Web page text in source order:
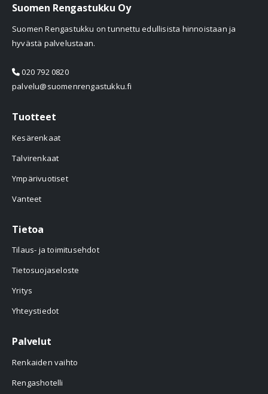
Suomen Rengastukku Oy
Suomen Rengastukku on tunnettu edullisista hinnoistaan ja
hyvästä palvelustaan.
020 792 0820
palvelu@suomenrengastukku.fi
Tuotteet
Kesärenkaat
Talvirenkaat
Ympärivuotiset
Vanteet
Tietoa
Tilaus- ja toimitusehdot
Tietosuojaseloste
Yritys
Yhteystiedot
Palvelut
Renkaiden vaihto
Rengashotelli